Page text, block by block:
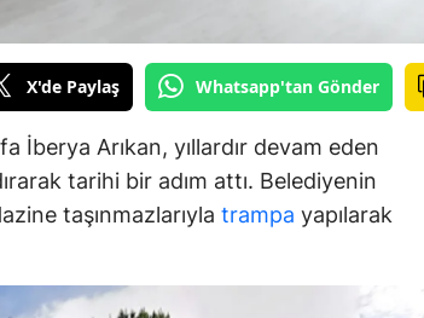
X'de Paylaş Whatsapp'tan Gönder
İberya Arıkan, yıllardır devam eden
tarihi bir adım attı. Belediyenin
taşınmazlarıyla trampa yapılarak